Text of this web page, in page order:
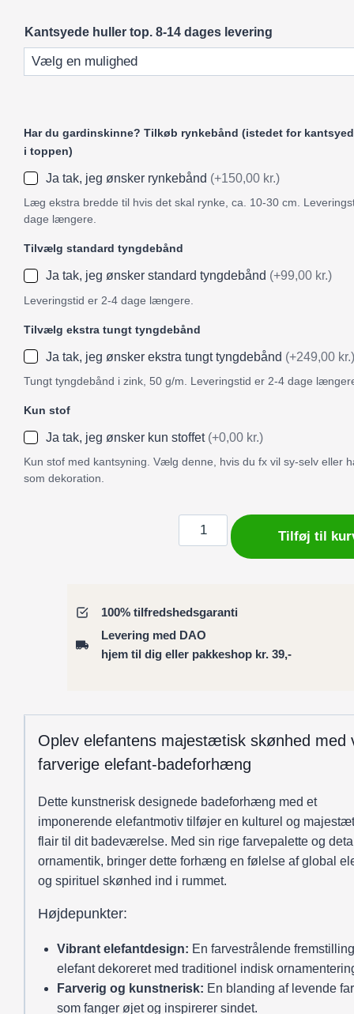
Kantsyede huller top. 8-14 dages levering
Har du gardinskinne? Tilkøb rynkebånd (istedet for
i toppen)
Ja tak, jeg ønsker rynkebånd (+150,00 kr.)
Læg ekstra bredde til hvis det skal rynke, ca. 10-30 cm.
dage længere.
Tilvælg standard tyngdebånd
Ja tak, jeg ønsker standard tyngdebånd (+99,00 kr.)
Leveringstid er 2-4 dage længere.
Tilvælg ekstra tungt tyngdebånd
Ja tak, jeg ønsker ekstra tungt tyngdebånd (+249,00 kr.)
Tungt tyngdebånd i zink, 50 g/m. Leveringstid er 2-4 dage
Kun stof
Ja tak, jeg ønsker kun stoffet (+0,00 kr.)
Kun stof med kantsyning. Vælg denne, hvis du fx vil sy-selv eller
som dekoration.
Badeforhæng
/
Bruseforhæng
indisk
elefant
antal
Tilføj til
100% tilfredshedsgaranti
Levering med DAO
hjem til dig eller pakkeshop kr. 39,-
Oplev elefantens majestætisk skønhed med
farverige elefant-badeforhæng
Dette kunstnerisk designede badeforhæng med et
imponerende elefantmotiv tilføjer en kulturel og
flair til dit badeværelse. Med sin rige farvepalette og
ornamentik, bringer dette forhæng en følelse af global
og spirituel skønhed ind i rummet.
Højdepunkter:
Vibrant elefantdesign: En farvestrålende
elefant dekoreret med traditionel indisk
Farverig og kunstnerisk: En blanding af levende
som fanger øjet og inspirerer sindet.